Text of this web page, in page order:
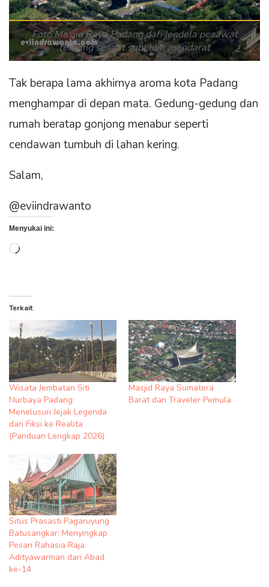
Foto Masjid Raya Padang dari jendela pesawat
terbang sesaat sebelum mendarat
Tak berapa lama akhirnya aroma kota Padang
menghampar di depan mata. Gedung-gedung dan
rumah beratap gonjong menabur seperti
cendawan tumbuh di lahan kering.
Salam,
@eviindrawanto
Menyukai ini:
Memuat...
Terkait
Wisata Jembatan Siti
Nurbaya Padang:
Menelusuri Jejak Legenda
dari Fiksi ke Realita
(Panduan Lengkap 2026)
Masjid Raya Sumatera
Barat dan Traveler Pemula
Situs Prasasti Pagaruyung
Batusangkar: Menyingkap
Pesan Rahasia Raja
Adityawarman dari Abad
ke-14